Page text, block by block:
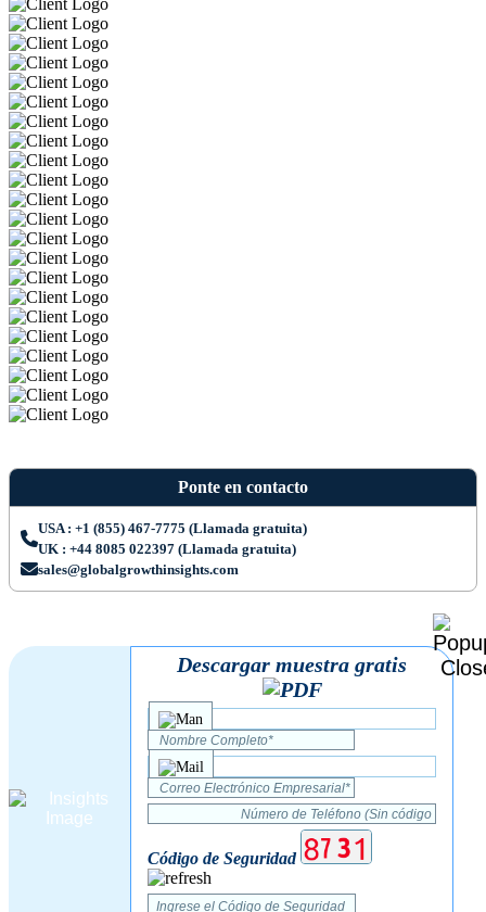
Ponte en contacto
USA : +1 (855) 467-7775 (Llamada gratuita)
UK : +44 8085 022397 (Llamada gratuita)
sales@globalgrowthinsights.com
Descargar muestra gratis
Código de Seguridad